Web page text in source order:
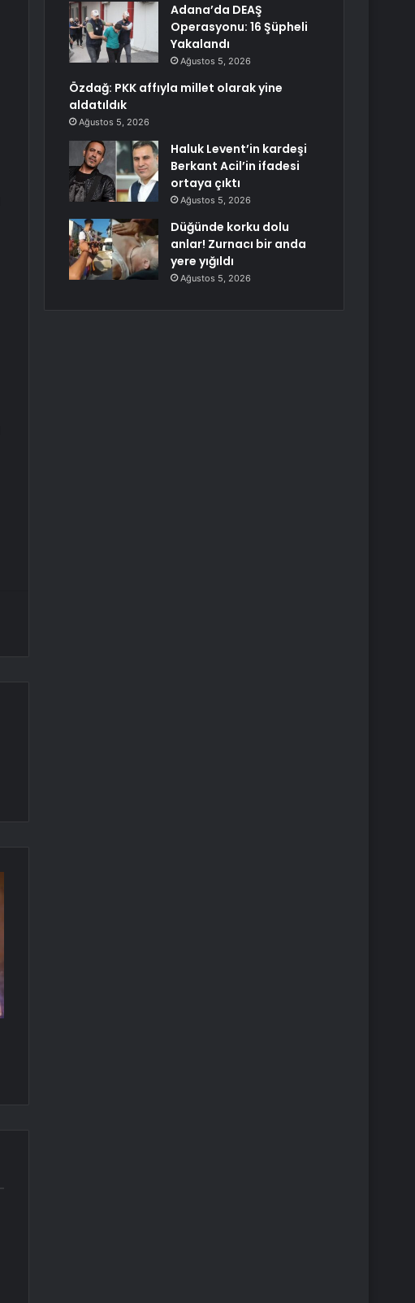
Adana’da DEAŞ
Operasyonu: 16 Şüpheli
Yakalandı
Ağustos 5, 2026
Özdağ: PKK affıyla millet olarak yine
aldatıldık
Ağustos 5, 2026
Haluk Levent’in kardeşi
Berkant Acil’in ifadesi
ortaya çıktı
Ağustos 5, 2026
Düğünde korku dolu
anlar! Zurnacı bir anda
yere yığıldı
Ağustos 5, 2026